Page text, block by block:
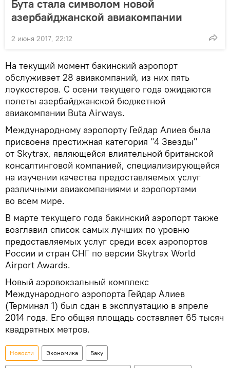
Бута стала символом новой
азербайджанской авиакомпании
2 июня 2017, 22:12
На текущий момент бакинский аэропорт
обслуживает 28 авиакомпаний, из них пять
лоукостеров. С осени текущего года ожидаются
полеты азербайджанской бюджетной
авиакомпании Buta Airways.
Международному аэропорту Гейдар Алиев была
присвоена престижная категория "4 Звезды"
от Skytrax, являющейся влиятельной британской
консалтинговой компанией, специализирующейся
на изучении качества предоставляемых услуг
различными авиакомпаниями и аэропортами
во всем мире.
В марте текущего года бакинский аэропорт также
возглавил список самых лучших по уровню
предоставляемых услуг среди всех аэропортов
России и стран СНГ по версии Skytrax World
Airport Awards.
Новый аэровокзальный комплекс
Международного аэропорта Гейдар Алиев
(Терминал 1) был сдан в эксплуатацию в апреле
2014 года. Его общая площадь составляет 65 тысяч
квадратных метров.
Новости Экономика Баку